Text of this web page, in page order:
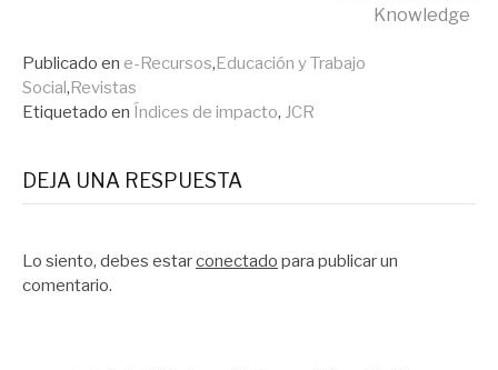
Knowledge
Publicado en e-Recursos,Educación y Trabajo
Social,Revistas
Etiquetado en Índices de impacto, JCR
DEJA UNA RESPUESTA
Lo siento, debes estarconectado para publicar un
comentario.